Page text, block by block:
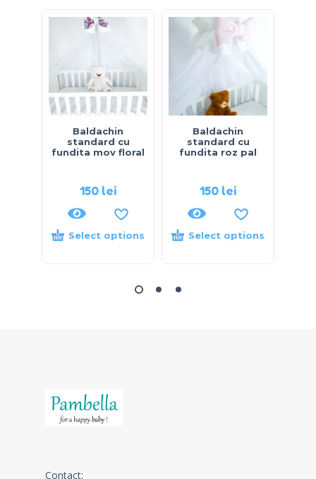
Baldachin
standard cu
fundita mov floral
150 lei
Select options
Baldachin
standard cu
fundita roz pal
150 lei
Select options
Contact: